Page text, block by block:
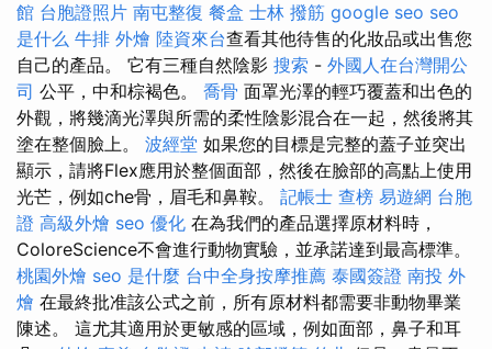
館 台胞證照片 南屯整復 餐盒 士林 撥筋 google seo seo
是什么 牛排 外燴 陸資來台查看其他待售的化妝品或出售您
自己的產品。 它有三種自然陰影 搜索 - 外國人在台灣開公
司 公平，中和棕褐色。 喬骨 面罩光澤的輕巧覆蓋和出色的
外觀，將幾滴光澤與所需的柔性陰影混合在一起，然後將其
塗在整個臉上。 波經堂 如果您的目標是完整的蓋子並突出
顯示，請將Flex應用於整個面部，然後在臉部的高點上使用
光芒，例如che骨，眉毛和鼻鞍。 記帳士 查榜 易遊網 台胞
證 高級外燴 seo 優化 在為我們的產品選擇原材料時，
ColoreScience不會進行動物實驗，並承諾達到最高標準。
桃園外燴 seo 是什麼 台中全身按摩推薦 泰國簽證 南投 外
燴 在最終批准該公式之前，所有原材料都需要非動物畢業
陳述。 這尤其適用於更敏感的區域，例如面部，鼻子和耳